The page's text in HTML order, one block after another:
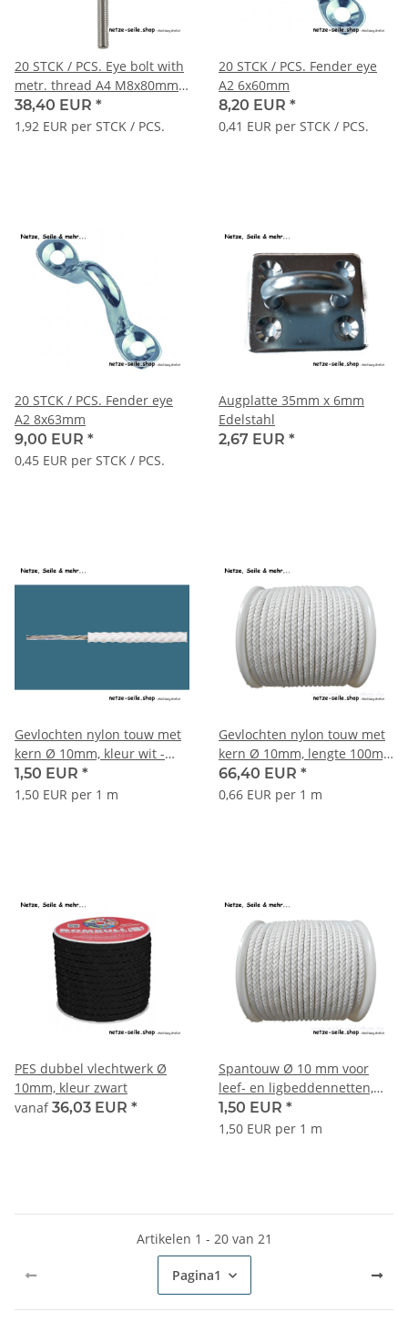
20 STCK / PCS. Eye bolt with
metr. thread A4 M8x80mm
full thread
38,40 EUR *
1,92 EUR per STCK / PCS.
20 STCK / PCS. Fender eye
A2 6x60mm
8,20 EUR *
0,41 EUR per STCK / PCS.
20 STCK / PCS. Fender eye
A2 8x63mm
9,00 EUR *
0,45 EUR per STCK / PCS.
Augplatte 35mm x 6mm
Edelstahl
2,67 EUR *
Gevlochten nylon touw met
kern Ø 10mm, kleur wit -
verkocht per meter
1,50 EUR *
1,50 EUR per 1 m
Gevlochten nylon touw met
kern Ø 10mm, lengte 100m,
kleur wit
66,40 EUR *
0,66 EUR per 1 m
PES dubbel vlechtwerk Ø
10mm, kleur zwart
vanaf36,03 EUR *
Spantouw Ø 10 mm voor
leef- en ligbeddennetten,
verschillende kleuren -
verkocht per meter - stevig
1,50 EUR *
1,50 EUR per 1 m
Artikelen 1 - 20 van 21
Pagina1